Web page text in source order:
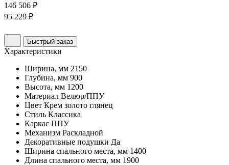
146 506 ₽
95 229 ₽
Быстрый заказ
Характеристики
Ширина, мм 2150
Глубина, мм 900
Высота, мм 1200
Материал Велюр/ППУ
Цвет Крем золото глянец
Стиль Классика
Каркас ППУ
Механизм Раскладной
Декоративные подушки Да
Ширина спального места, мм 1400
Длина спального места, мм 1900